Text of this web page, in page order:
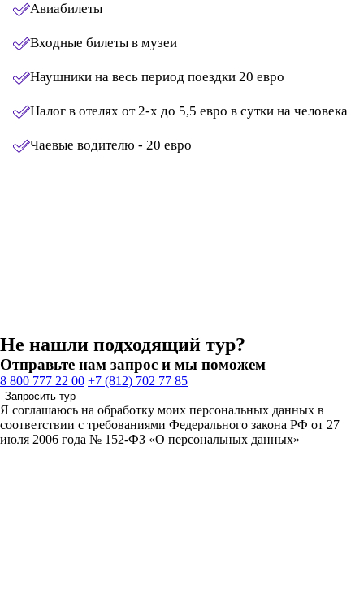
Авиабилеты
Входные билеты в музеи
Наушники на весь период поездки 20 евро
Налог в отелях от 2-х до 5,5 евро в сутки на человека
Чаевые водителю - 20 евро
Не нашли подходящий тур?
Отправьте нам запрос и мы поможем
8 800 777 22 00 +7 (812) 702 77 85
Запросить тур
Я соглашаюсь на обработку моих персональных данных в
соответствии с требованиями Федерального закона РФ от 27
июля 2006 года № 152-ФЗ «О персональных данных»